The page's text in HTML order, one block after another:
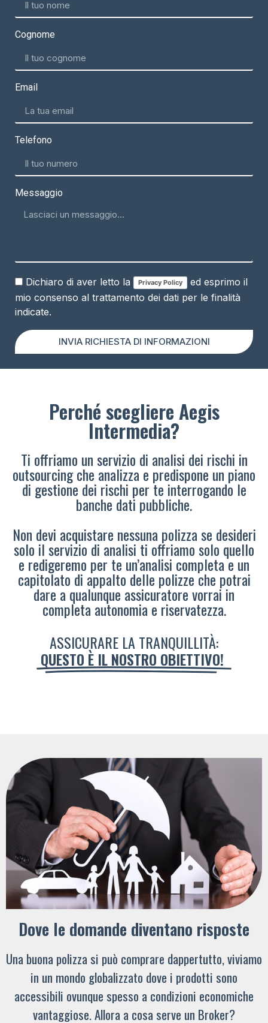
Cognome
Email
Telefono
Messaggio
Dichiaro di aver letto la Privacy Policy
ed esprimo il
mio consenso al trattamento dei dati per le finalità
indicate.
INVIA RICHIESTA DI INFORMAZIONI
Perché scegliere Aegis
Intermedia?
Ti offriamo un servizio di analisi dei rischi in
outsourcing che analizza e predispone un piano
di gestione dei rischi per te interrogando le
banche dati pubbliche.
Non devi acquistare nessuna polizza se desideri
solo il servizio di analisi ti offriamo solo quello
e redigeremo per te un’analisi completa e un
capitolato di appalto delle polizze che potrai
dare a qualunque assicuratore vorrai in
completa autonomia e riservatezza.
ASSICURARE LA TRANQUILLITÀ:
QUESTO È IL NOSTRO OBIETTIVO!
Dove le domande diventano risposte
Una buona polizza si può comprare dappertutto, viviamo
in un mondo globalizzato dove i prodotti sono
accessibili ovunque spesso a condizioni economiche
vantaggiose. Allora a cosa serve un Broker?